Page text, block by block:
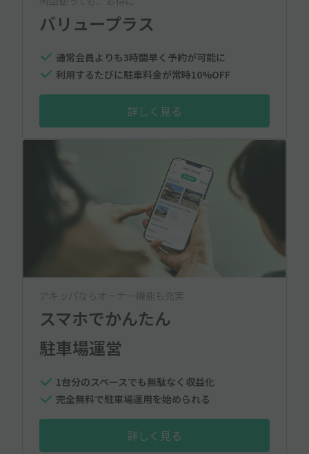
バリュープラス
通常会員よりも3時間早く予約が可能に
利用するたびに駐車料金が常時10%OFF
詳しく見る
アキッパならオーナー機能も充実
スマホでかんたん
駐車場運営
1台分のスペースでも無駄なく収益化
完全無料で駐車場運用を始められる
詳しく見る